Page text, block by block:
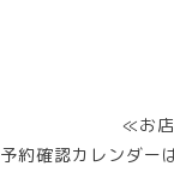
≪お
予約確認カレンダー